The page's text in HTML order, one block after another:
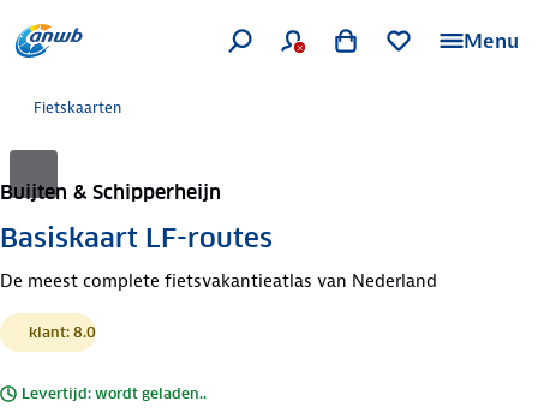
Menu
Fietskaarten
Buijten & Schipperheijn
Basiskaart LF-routes
De meest complete fietsvakantieatlas van Nederland
klant: 8.0
Levertijd: wordt geladen..